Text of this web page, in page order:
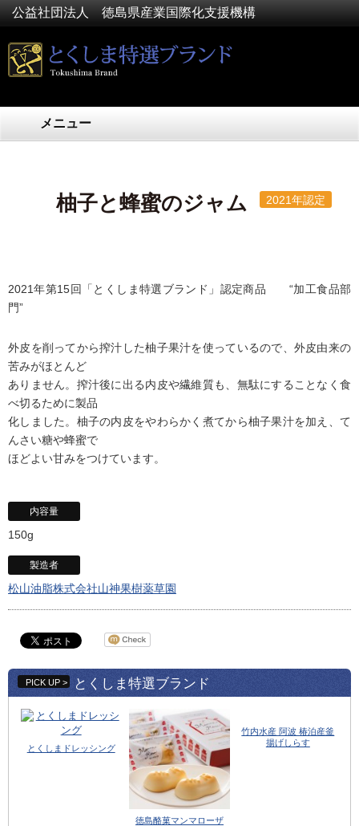
公益社団法人 徳島県産業国際化支援機構
メニュー
柚子と蜂蜜のジャム 2021年認定
2021年第15回「とくしま特選ブランド」認定商品 “加工食品部
門”
外皮を削ってから搾汁した柚子果汁を使っているので、外皮由来の
苦みがほとんど
ありません。搾汁後に出る内皮や繊維質も、無駄にすることなく食
べ切るために製品
化しました。柚子の内皮をやわらかく煮てから柚子果汁を加え、て
んさい糖や蜂蜜で
ほどよい甘みをつけています。
内容量
150g
製造者
松山油脂株式会社山神果樹薬草園
PICK UP > とくしま特選ブランド
とくしまドレッシング
徳島酪菓マンマローザ
竹内水産 阿波 椿泊産釜
揚げしらす